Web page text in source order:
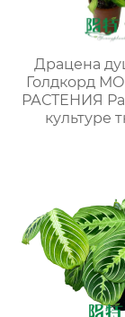
Драцена
Голдкорд
РАСТЕНИЯ
культуре